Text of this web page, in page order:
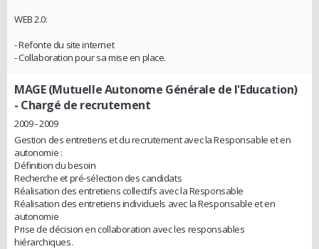
WEB 2.0:
- Refonte du site internet
- Collaboration pour sa mise en place.
MAGE (Mutuelle Autonome Générale de l'Education)
- Chargé de recrutement
2009 - 2009
Gestion des entretiens et du recrutement avec la Responsable et en
autonomie :
Définition du besoin
Recherche et pré-sélection des candidats
Réalisation des entretiens collectifs avec la Responsable
Réalisation des entretiens individuels avec la Responsable et en
autonomie
Prise de décision en collaboration avec les responsables
hiérarchiques.